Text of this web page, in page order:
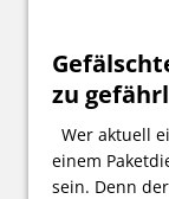
zu
Wer aktuell
einem
sein. Denn